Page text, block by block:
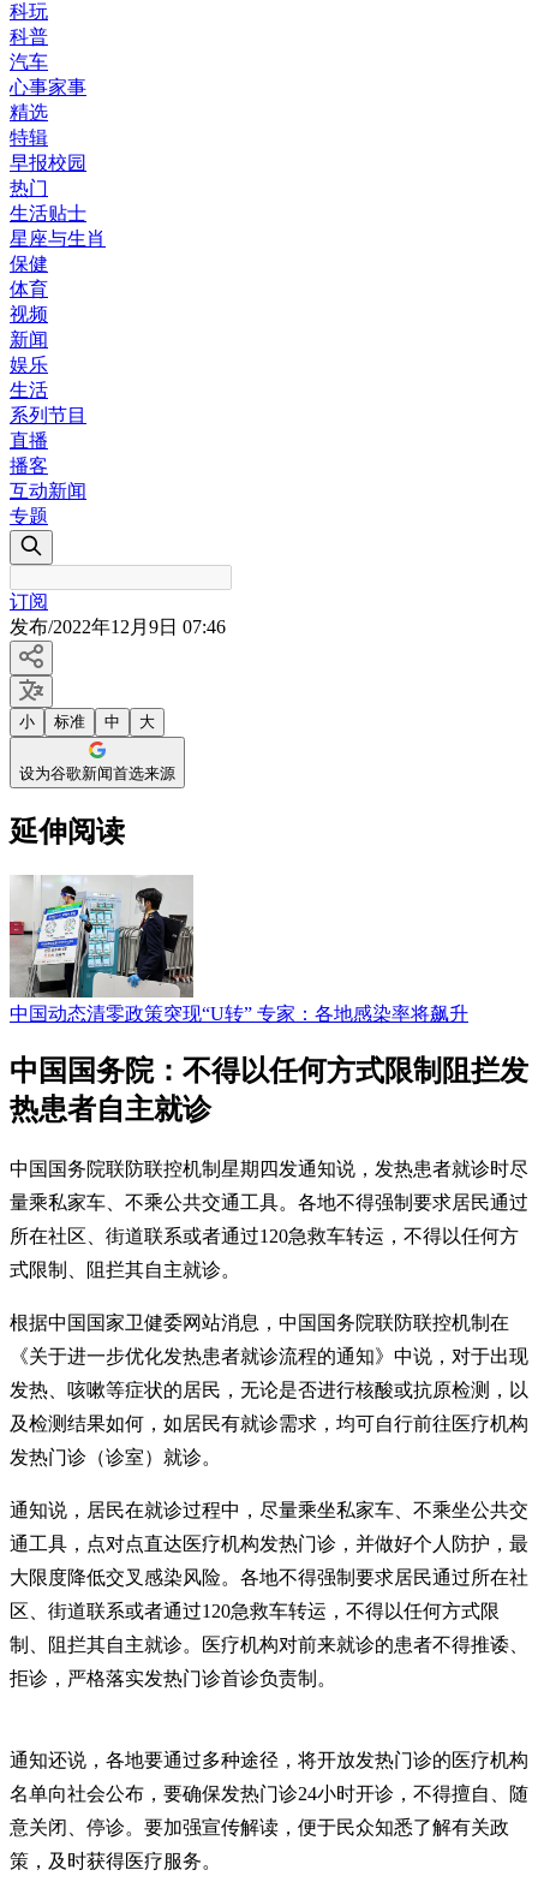
科玩
科普
汽车
心事家事
精选
特辑
早报校园
热门
生活贴士
星座与生肖
保健
体育
视频
新闻
娱乐
生活
系列节目
直播
播客
互动新闻
专题
订阅
发布/2022年12月9日 07:46
小 标准 中 大
设为谷歌新闻首选来源
延伸阅读
中国动态清零政策突现“U转” 专家：各地感染率将飙升
中国国务院：不得以任何方式限制阻拦发
热患者自主就诊
中国国务院联防联控机制星期四发通知说，发热患者就诊时尽
量乘私家车、不乘公共交通工具。各地不得强制要求居民通过
所在社区、街道联系或者通过120急救车转运，不得以任何方
式限制、阻拦其自主就诊。
根据中国国家卫健委网站消息，中国国务院联防联控机制在
《关于进一步优化发热患者就诊流程的通知》中说，对于出现
发热、咳嗽等症状的居民，无论是否进行核酸或抗原检测，以
及检测结果如何，如居民有就诊需求，均可自行前往医疗机构
发热门诊（诊室）就诊。
通知说，居民在就诊过程中，尽量乘坐私家车、不乘坐公共交
通工具，点对点直达医疗机构发热门诊，并做好个人防护，最
大限度降低交叉感染风险。各地不得强制要求居民通过所在社
区、街道联系或者通过120急救车转运，不得以任何方式限
制、阻拦其自主就诊。医疗机构对前来就诊的患者不得推诿、
拒诊，严格落实发热门诊首诊负责制。
通知还说，各地要通过多种途径，将开放发热门诊的医疗机构
名单向社会公布，要确保发热门诊24小时开诊，不得擅自、随
意关闭、停诊。要加强宣传解读，便于民众知悉了解有关政
策，及时获得医疗服务。